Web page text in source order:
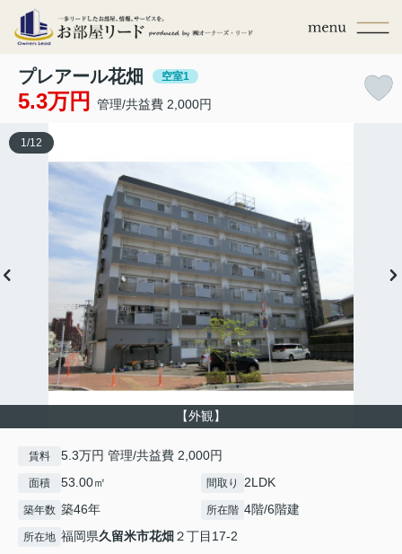
プレアール花畑 空室1
5.3万円 管理/共益費 2,000円
【外観】
1 /12
賃料 5.3万円 管理/共益費 2,000円
面積 53.00㎡ 間取り 2LDK
築年数 築46年 所在階 4階/6階建
所在地 福岡県久留米市花畑 ２丁目17-2